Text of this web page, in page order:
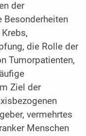
der
Besonderheiten
die Rolle der
Tumorpatienten,
Ziel der
vermehrtes
Menschen